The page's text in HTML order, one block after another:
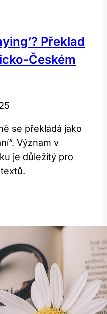
Překlad
Českém
se překládá jako
Význam v
je důležitý pro